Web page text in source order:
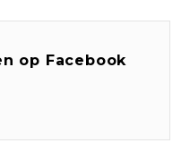
op Facebook